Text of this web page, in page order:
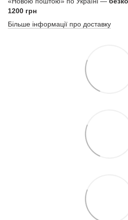
1200 грн
Більше інформації про доставку